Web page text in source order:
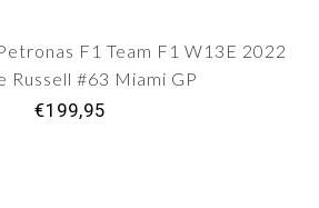
F1 Team F1 W13E 2022
Russell #63 Miami GP
€199,95